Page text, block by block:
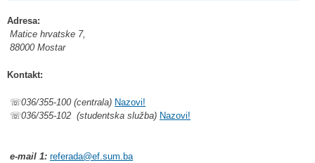
Adresa:
Matice hrvatske 7,
88000 Mostar
Kontakt:
☏036/355-100 (centrala) Nazovi!
☏036/355-102 (studentska služba) Nazovi!
e-mail 1: referada@ef.sum.ba